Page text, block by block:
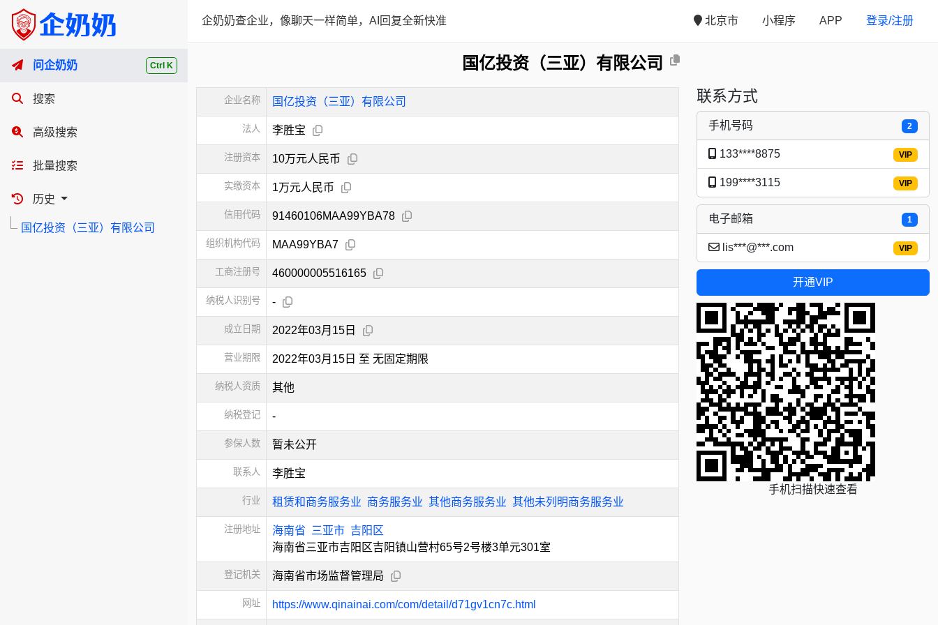
Ctrl K
问企奶奶
搜索
高级搜索
批量搜索
历史
国亿投资（三亚）有限公司
企奶奶查企业，像聊天一样简单，AI回复全新快准 北京市 小程序 APP 登录/注册
国亿投资（三亚）有限公司
企业名称 国亿投资（三亚）有限公司
法人 李胜宝
注册资本 10万元人民币
实缴资本 1万元人民币
信用代码 91460106MAA99YBA78
组织机构代码 MAA99YBA7
工商注册号 460000005516165
纳税人识别号 -
成立日期 2022年03月15日
营业期限 2022年03月15日 至 无固定期限
纳税人资质 其他
纳税登记 -
参保人数 暂未公开
联系人 李胜宝
行业 租赁和商务服务业 商务服务业 其他商务服务业 其他未列明商务服务业
注册地址 海南省 三亚市 吉阳区
海南省三亚市吉阳区吉阳镇山营村65号2号楼3单元301室
登记机关 海南省市场监督管理局
网址 https://www.qinainai.com/com/detail/d71gv1cn7c.html
联系方式
2
手机号码
VIP
133****8875
VIP
199****3115
1
电子邮箱
VIP
lis***@***.com
开通VIP
手机扫描快速查看